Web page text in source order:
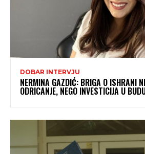
DOBAR INTERVJU
NERMINA GAZDIĆ: BRIGA O ISHRANI
ODRICANJE, NEGO INVESTICIJA U